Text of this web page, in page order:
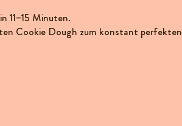
11–15 Minuten.
Cookie Dough zum konstant perfekten